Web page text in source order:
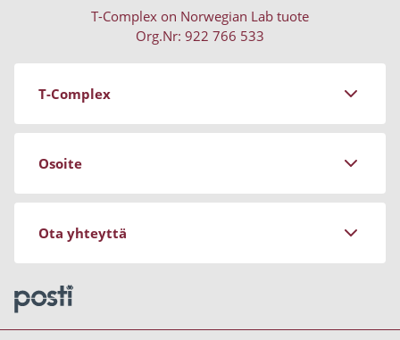
T-Complex on Norwegian Lab tuote
Org.Nr: 922 766 533
T-Complex
Tietoja Norwegian Labista
Usein kysytyt kysymykset (UKK)
Osoite
Stockrosgatan 3
Sweden
Ota yhteyttä
Peruuta tilaukseni
Sähköposti: